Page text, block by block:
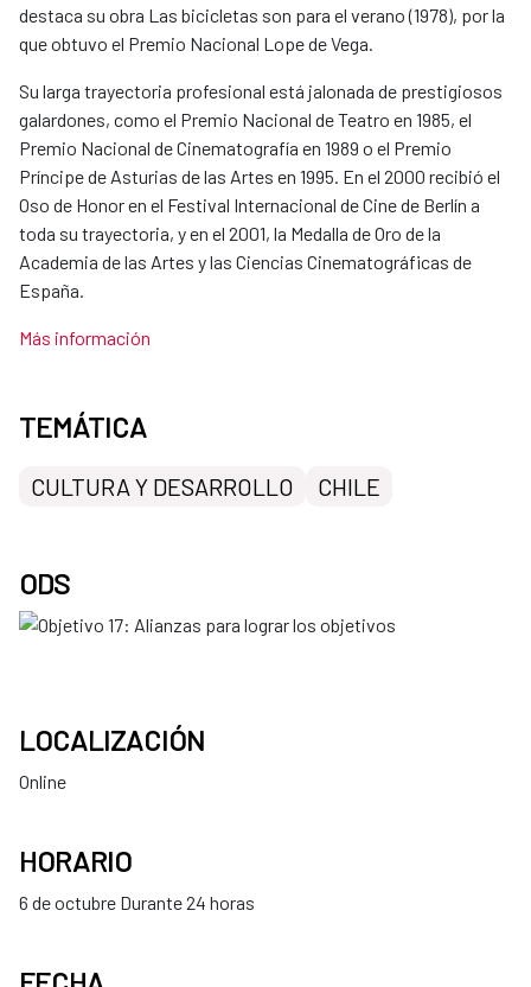
destaca su obra Las bicicletas son para el verano (1978), por la
que obtuvo el Premio Nacional Lope de Vega.
Su larga trayectoria profesional está jalonada de prestigiosos
galardones, como el Premio Nacional de Teatro en 1985, el
Premio Nacional de Cinematografía en 1989 o el Premio
Príncipe de Asturias de las Artes en 1995. En el 2000 recibió el
Oso de Honor en el Festival Internacional de Cine de Berlín a
toda su trayectoria, y en el 2001, la Medalla de Oro de la
Academia de las Artes y las Ciencias Cinematográficas de
España.
Más información
TEMÁTICA
CULTURA Y DESARROLLO CHILE
ODS
LOCALIZACIÓN
Online
HORARIO
6 de octubre Durante 24 horas